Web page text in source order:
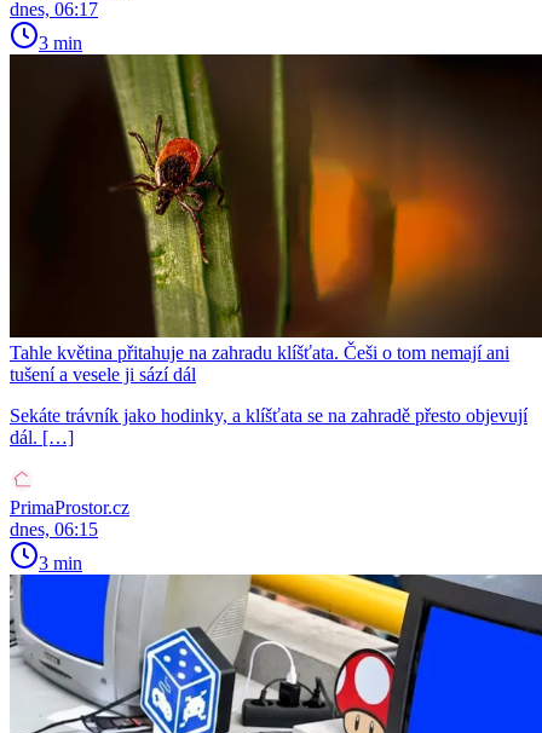
dnes, 06:17
3 min
Tahle květina přitahuje na zahradu klíšťata. Češi o tom nemají ani
tušení a vesele ji sází dál
Sekáte trávník jako hodinky, a klíšťata se na zahradě přesto objevují
dál. […]
PrimaProstor.cz
dnes, 06:15
3 min